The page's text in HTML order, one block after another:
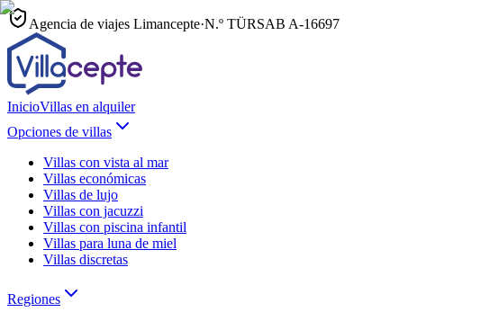
Agencia de viajes Limancepte·N.º TÜRSAB A-16697
InicioVillas en alquiler
Opciones de villas
Villas con vista al mar
Villas económicas
Villas de lujo
Villas con jacuzzi
Villas con piscina infantil
Villas para luna de miel
Villas discretas
Regiones